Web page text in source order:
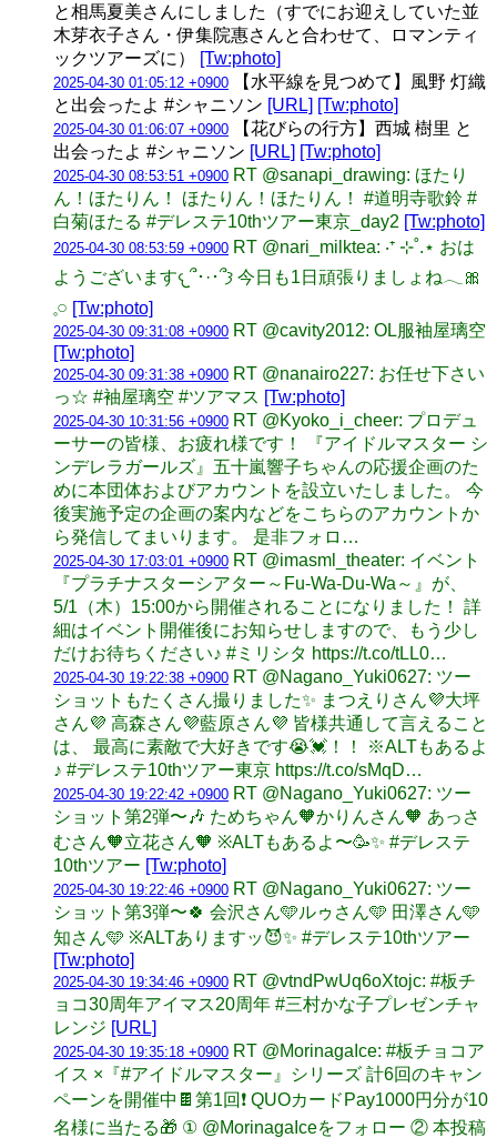
と相馬夏美さんにしました（すでにお迎えしていた並
木芽衣子さん・伊集院惠さんと合わせて、ロマンティ
ックツアーズに）
[Tw:photo]
2025-04-30 01:05:12 +0900 【水平線を見つめて】風野 灯織
と出会ったよ #シャニソン [URL] [Tw:photo]
2025-04-30 01:06:07 +0900 【花びらの行方】西城 樹里 と
出会ったよ #シャニソン [URL] [Tw:photo]
2025-04-30 08:53:51 +0900 RT @sanapi_drawing: ほたり
ん！ほたりん！ ほたりん！ほたりん！ #道明寺歌鈴 #
白菊ほたる #デレステ10thツアー東京_day2 [Tw:photo]
2025-04-30 08:53:59 +0900 RT @nari_milktea: ‧⁺ ⊹˚.⋆ おは
ようございます𐔌՞･·･՞𐦯 今日も1日頑張りましょね𓂃🎀
𓈒𓏸 [Tw:photo]
2025-04-30 09:31:08 +0900 RT @cavity2012: OL服袖屋璃空
[Tw:photo]
2025-04-30 09:31:38 +0900 RT @nanairo227: お任せ下さい
っ☆ #袖屋璃空 #ツアマス [Tw:photo]
2025-04-30 10:31:56 +0900 RT @Kyoko_i_cheer: プロデュ
ーサーの皆様、お疲れ様です！ 『アイドルマスター シ
ンデレラガールズ』五十嵐響子ちゃんの応援企画のた
めに本団体およびアカウントを設立いたしました。 今
後実施予定の企画の案内などをこちらのアカウントか
ら発信してまいります。 是非フォロ…
2025-04-30 17:03:01 +0900 RT @imasml_theater: イベント
『プラチナスターシアター～Fu-Wa-Du-Wa～』が、
5/1（木）15:00から開催されることになりました！ 詳
細はイベント開催後にお知らせしますので、もう少し
だけお待ちください♪ #ミリシタ https://t.co/tLL0…
2025-04-30 19:22:38 +0900 RT @Nagano_Yuki0627: ツー
ショットもたくさん撮りました✨ まつえりさん💜大坪
さん💜 高森さん💜藍原さん💜 皆様共通して言えること
は、 最高に素敵で大好きです😭💓！！ ※ALTもあるよ
♪ #デレステ10thツアー東京 https://t.co/sMqD…
2025-04-30 19:22:42 +0900 RT @Nagano_Yuki0627: ツー
ショット第2弾〜🎶 ためちゃん🧡かりんさん🧡 あっさ
むさん🧡立花さん🧡 ※ALTもあるよ〜🥳✨ #デレステ
10thツアー [Tw:photo]
2025-04-30 19:22:46 +0900 RT @Nagano_Yuki0627: ツー
ショット第3弾〜🍀 会沢さん🩵ルゥさん🩵 田澤さん🩵
知さん🩵 ※ALTありますッ😈✨ #デレステ10thツアー
[Tw:photo]
2025-04-30 19:34:46 +0900 RT @vtndPwUq6oXtojc: #板チ
ョコ30周年アイマス20周年 #三村かな子プレゼンチャ
レンジ [URL]
2025-04-30 19:35:18 +0900 RT @MorinagaIce: #板チョコア
イス ×『#アイドルマスター』シリーズ 計6回のキャン
ペーンを開催中🍫第1回❗ QUOカードPay1000円分が10
名様に当たる🎁 ① @MorinagaIceをフォロー ② 本投稿